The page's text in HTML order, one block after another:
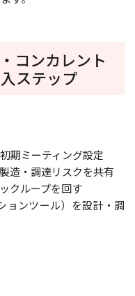
コンカレント
ステップ
期ミーティング設定
造・調達リスクを共有
クループを回す
ョンツール）を設計・調